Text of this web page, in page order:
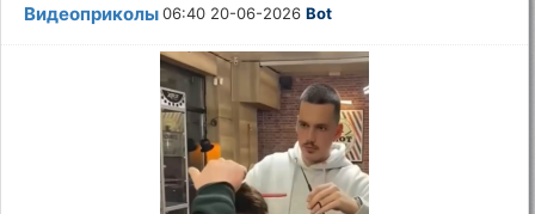
Видеоприколы06:40 20-06-2026Bot